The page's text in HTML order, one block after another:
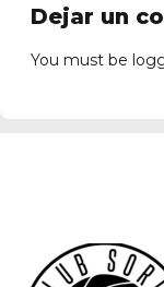
Dejar un
You must be